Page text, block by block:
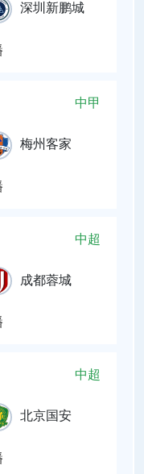
深圳新鹏城
中甲
梅州客家
中超
成都蓉城
中超
北京国安